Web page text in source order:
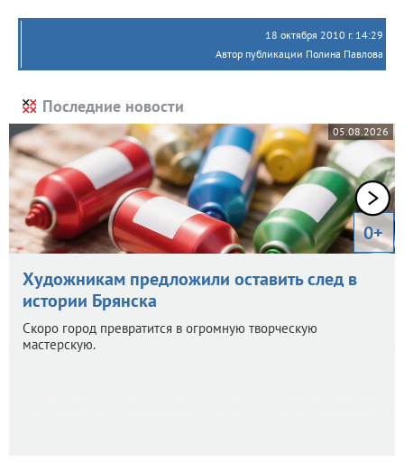
18 октября 2010 г. 14:29
Автор публикации Полина Павлова
Последние новости
05.08.2026
0+
Художникам предложили оставить след в
истории Брянска
Скоро город превратится в огромную творческую
мастерскую.